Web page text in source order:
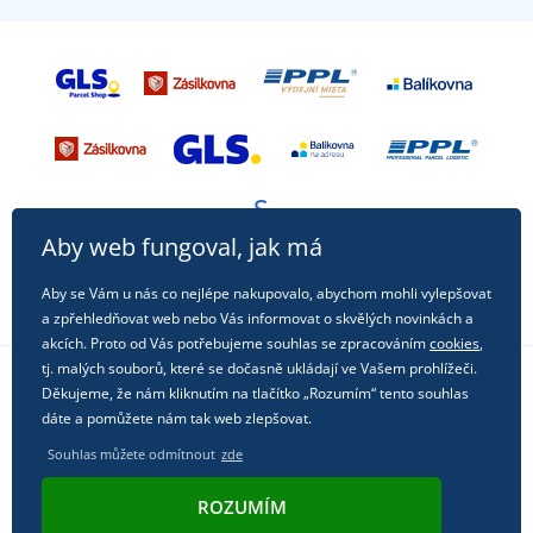
Sledujte nás na sociálních sítích
Aby web fungoval, jak má
Aby se Vám u nás co nejlépe nakupovalo, abychom mohli vylepšovat
a zpřehledňovat web nebo Vás informovat o skvělých novinkách a
akcích. Proto od Vás potřebujeme souhlas se zpracovánímcookies,
tj. malých souborů, které se dočasně ukládají ve Vašem prohlížeči.
Děkujeme, že nám kliknutím na tlačítko „Rozumím“ tento souhlas
dáte a pomůžete nám tak web zlepšovat.
Souhlas můžete odmítnout zde
ROZUMÍM